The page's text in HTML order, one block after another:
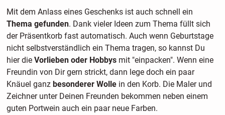
Mit dem Anlass eines Geschenks ist auch schnell ein
Thema gefunden. Dank vieler Ideen zum Thema füllt sich
der Präsentkorb fast automatisch. Auch wenn Geburtstage
nicht selbstverständlich ein Thema tragen, so kannst Du
hier die Vorlieben oder Hobbysmit "einpacken". Wenn eine
Freundin von Dir gern strickt, dann lege doch ein paar
Knäuel ganzbesonderer Wollein den Korb. Die Maler und
Zeichner unter Deinen Freunden bekommen neben einem
guten Portwein auch ein paar neue Farben.